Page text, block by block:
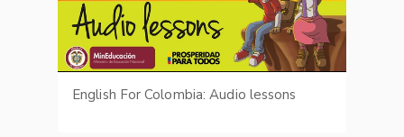
English For Colombia: Audio lessons